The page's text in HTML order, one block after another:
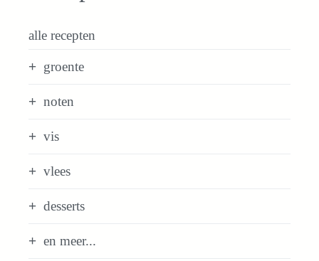
alle recepten
groente
noten
vis
vlees
desserts
en meer...